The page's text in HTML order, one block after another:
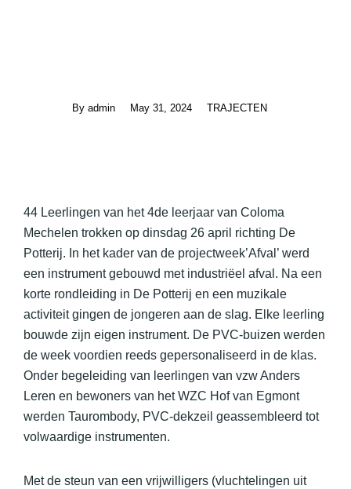
By admin May 31, 2024 TRAJECTEN
44 Leerlingen van het 4de leerjaar van Coloma
Mechelen trokken op dinsdag 26 april richting De
Potterij. In het kader van de projectweek’Afval’ werd
een instrument gebouwd met industriëel afval. Na een
korte rondleiding in De Potterij en een muzikale
activiteit gingen de jongeren aan de slag. Elke leerling
bouwde zijn eigen instrument. De PVC-buizen werden
de week voordien reeds gepersonaliseerd in de klas.
Onder begeleiding van leerlingen van vzw Anders
Leren en bewoners van het WZC Hof van Egmont
werden Taurombody, PVC-dekzeil geassembleerd tot
volwaardige instrumenten.
Met de steun van een vrijwilligers (vluchtelingen uit